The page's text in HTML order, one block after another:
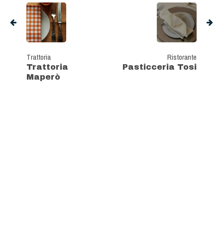
Trattoria
Trattoria
Maperò
Ristorante
Pasticceria Tosi